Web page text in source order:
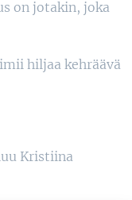
on jotakin, joka
hiljaa kehräävä
Kristiina